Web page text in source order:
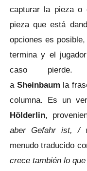
capturar la pieza o
pieza que está
opciones es
termina y el
caso pierde.
a Sheinbaum la
columna. Es un
Hölderlin,
aber Gefahr ist, /
menudo traducido
crece también lo que